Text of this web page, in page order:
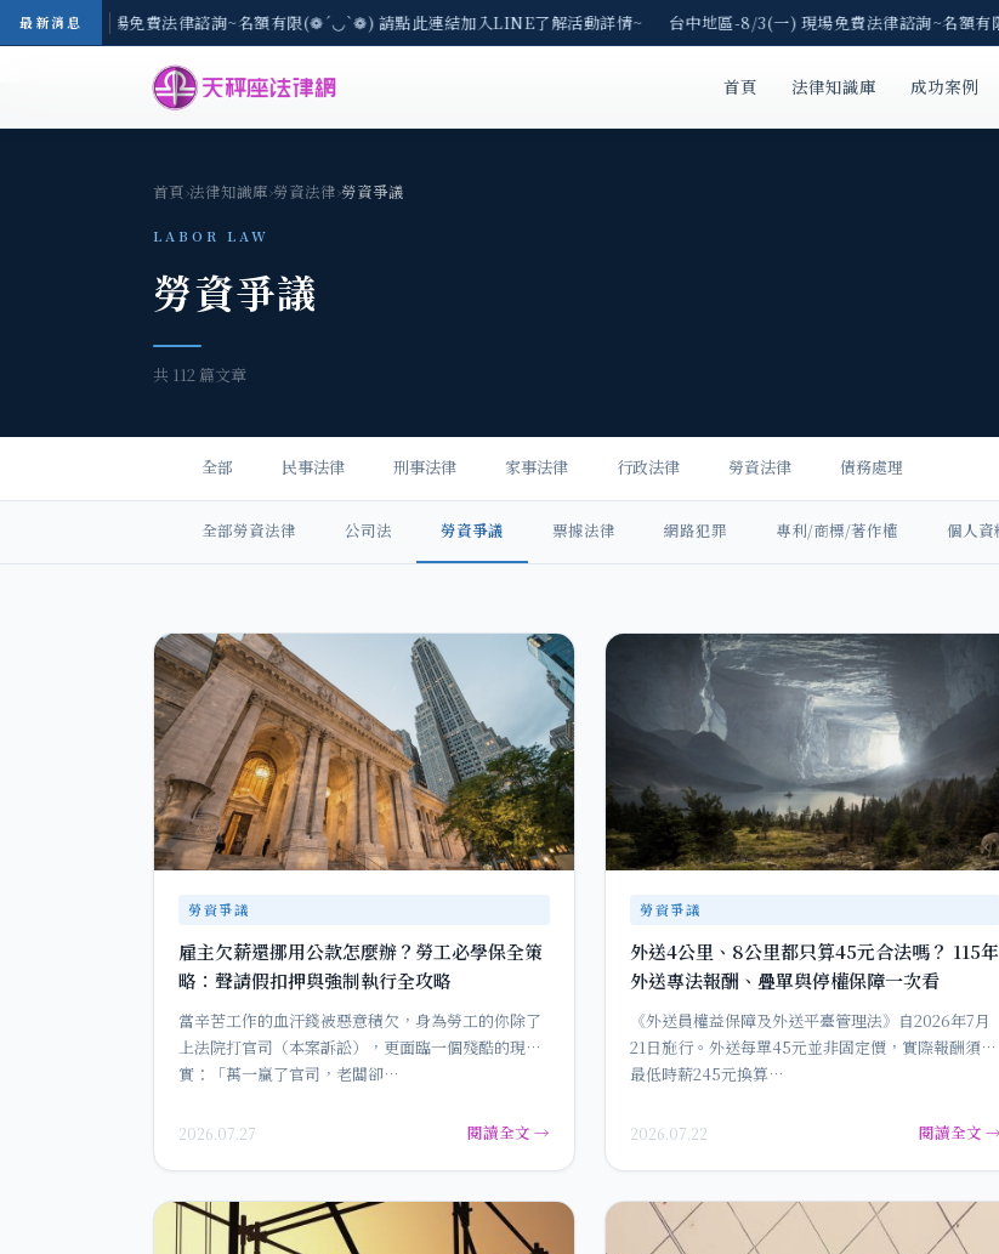
最新消息
8/3(一) 現場免費法律諮詢~名額有限(❁´◡`❁) 請點此連結加入LINE了解活動詳情~ 台中地區-8/3(一) 現場免費法律諮詢~名額有限
首頁 法律知識庫 成功案例
首頁›法律知識庫›勞資法律›勞資爭議
LABOR LAW
勞資爭議
共 112 篇文章
全部 民事法律 刑事法律 家事法律 行政法律 勞資法律 債務處理
全部勞資法律 公司法 勞資爭議 票據法律 網路犯罪 專利/商標/著作權 個人資
勞資爭議
雇主欠薪還挪用公款怎麼辦？勞工必學保全策
略：聲請假扣押與強制執行全攻略
當辛苦工作的血汗錢被惡意積欠，身為勞工的你除了
上法院打官司（本案訴訟），更面臨一個殘酷的現
實：「萬一贏了官司，老闆卻…
2026.07.27 閱讀全文 →
勞資爭議
外送4公里、8公里都只算45元合法嗎？ 115年
外送專法報酬、疊單與停權保障一次看
《外送員權益保障及外送平臺管理法》自2026年7月
21日施行。外送每單45元並非固定價，實際報酬須依
最低時薪245元換算…
2026.07.22 閱讀全文 →